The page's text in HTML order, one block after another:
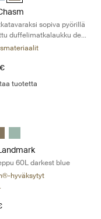
sopiva pyörillä
duffelimatkalaukku deep
tuotetta
60L
Landmark 60L Syvä
Thule Landmark 60L
60L darkest blue
hyväksytyt